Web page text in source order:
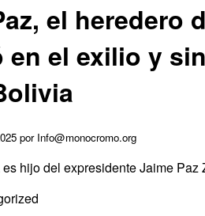
el heredero
en el exilio y
por Info@monocromo.org
hijo del expresidente Jaime Paz